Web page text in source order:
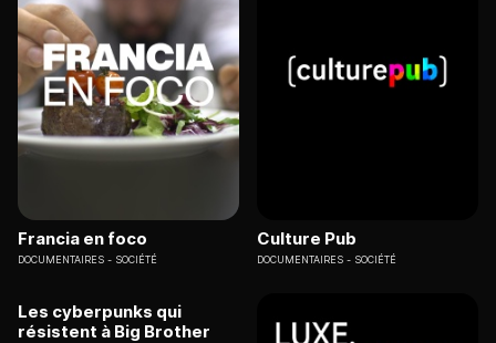
Francia en foco
DOCUMENTAIRES SOCIÉTÉ
Culture Pub
DOCUMENTAIRES SOCIÉTÉ
Les cyberpunks qui
résistent à Big Brother